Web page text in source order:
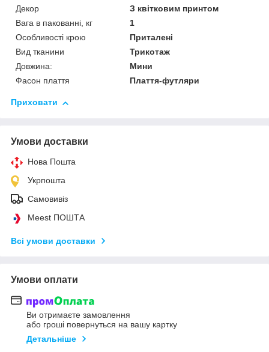
Декор
З квітковим принтом
Вага в пакованні, кг
1
Особливості крою
Приталені
Вид тканини
Трикотаж
Довжина:
Мини
Фасон плаття
Плаття-футляри
Приховати
Умови доставки
Нова Пошта
Укрпошта
Самовивіз
Meest ПОШТА
Всі умови доставки
Умови оплати
Ви отримаєте замовлення
або гроші повернуться на вашу картку
Детальніше